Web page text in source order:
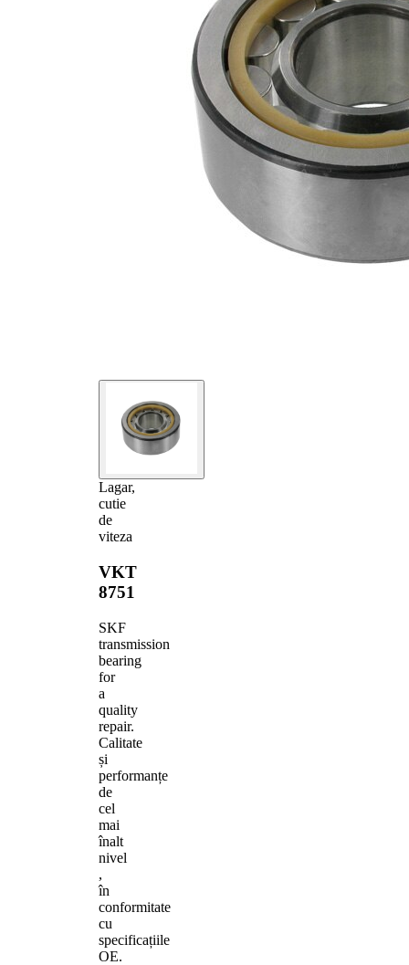
Lagar,
cutie
de
viteza
VKT
8751
SKF
transmission
bearing
for
a
quality
repair.
Calitate
și
performanțe
de
cel
mai
înalt
nivel
,
în
conformitate
cu
specificațiile
OE.
mm